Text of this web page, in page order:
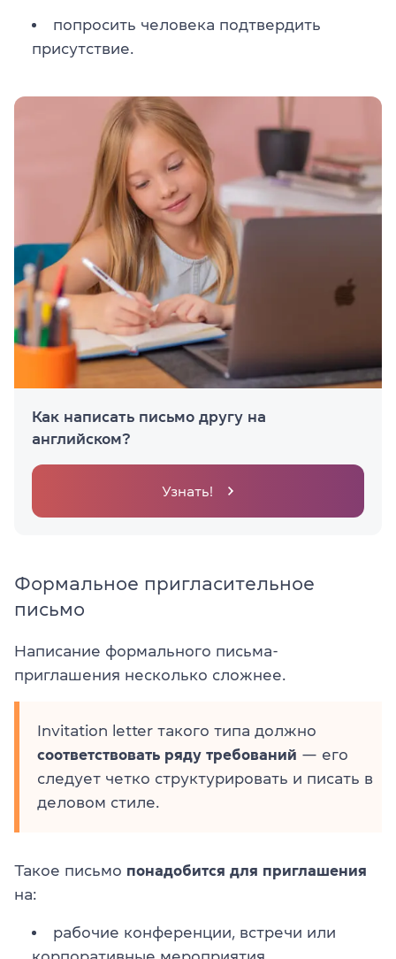
попросить человека подтвердить
присутствие.
Как написать письмо другу на
английском?
Узнать!
Формальное пригласительное
письмо
Написание формального письма-
приглашения несколько сложнее.
Invitation letter такого типа должно
соответствовать ряду требований — его
следует четко структурировать и писать в
деловом стиле.
Такое письмо понадобится для приглашения
на:
рабочие конференции, встречи или